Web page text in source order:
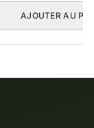
AJOUTER AU